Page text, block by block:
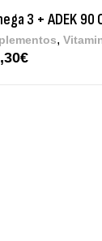
Electrolytes